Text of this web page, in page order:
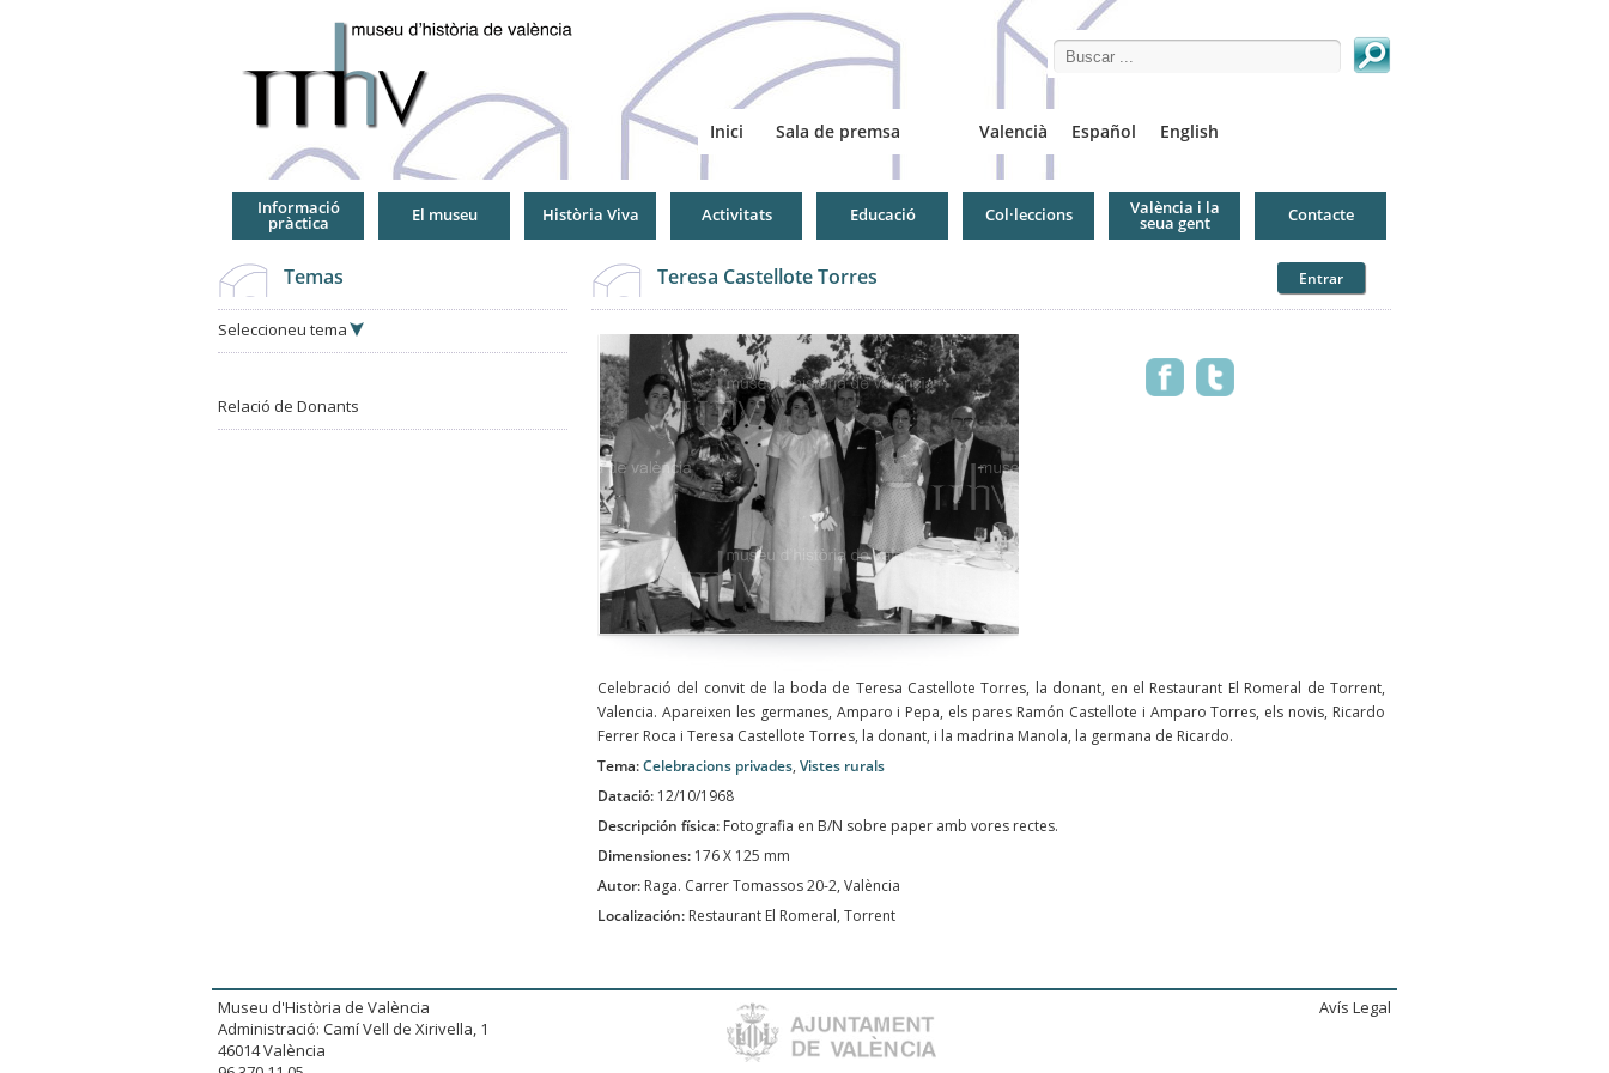
Search this site
Valencià Español English
Inici Sala de premsa
Informació
pràctica El museu Història Viva Activitats Educació Col·leccions València i la
seua gent Contacte
Temas
Seleccioneu tema
Relació de Donants
Teresa Castellote Torres Entrar
Celebració del convit de la boda de Teresa Castellote Torres, la donant, en el Restaurant El Romeral de Torrent,
Valencia. Apareixen les germanes, Amparo i Pepa, els pares Ramón Castellote i Amparo Torres, els novis, Ricardo
Ferrer Roca i Teresa Castellote Torres, la donant, i la madrina Manola, la germana de Ricardo.
Tema:Celebracions privades, Vistes rurals
Datació: 12/10/1968
Descripción física: Fotografia en B/N sobre paper amb vores rectes.
Dimensiones: 176 X 125 mm
Autor: Raga. Carrer Tomassos 20-2, València
Localización: Restaurant El Romeral, Torrent
Museu d'Història de València
Administració: Camí Vell de Xirivella, 1
46014 València
Avís Legal